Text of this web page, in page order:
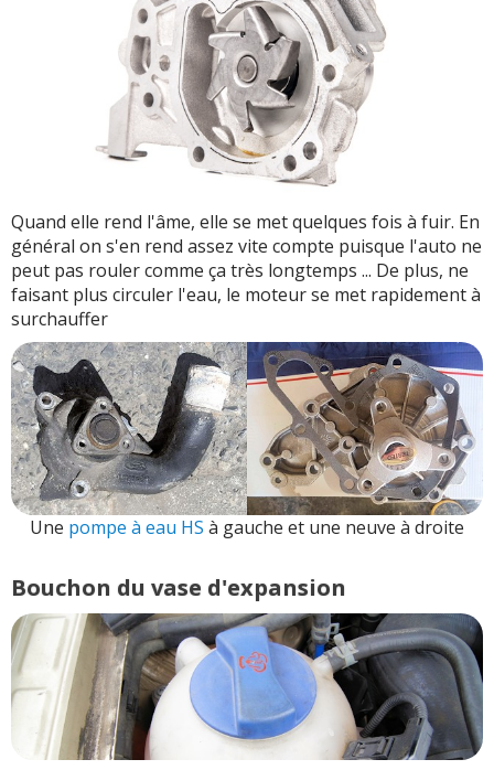
Quand elle rend l'âme, elle se met quelques fois à fuir. En
général on s'en rend assez vite compte puisque l'auto ne
peut pas rouler comme ça très longtemps ... De plus, ne
faisant plus circuler l'eau, le moteur se met rapidement à
surchauffer
Une pompe à eau HS à gauche et une neuve à droite
Bouchon du vase d'expansion